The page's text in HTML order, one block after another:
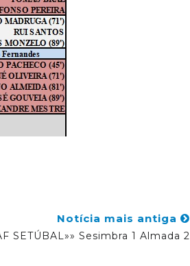
Notícia mais antiga
SETÚBAL»» Sesimbra 1 Almada 2